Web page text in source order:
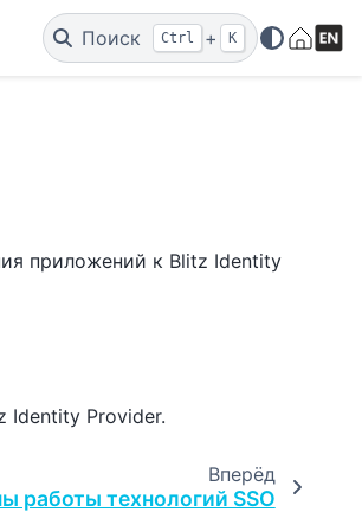
Поиск Ctrl + K
приложений к Blitz Identity
Identity Provider.
Вперёд
работы технологий SSO